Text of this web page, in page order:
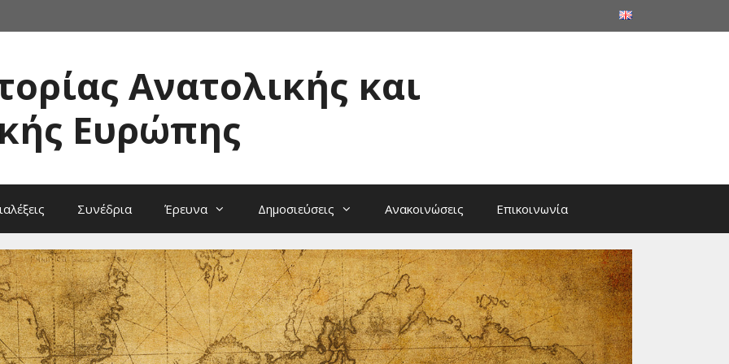
Ανατολικής και
Ευρώπης
Συνέδρια Έρευνα Δημοσιεύσεις Ανακοινώσεις Επικοινωνία